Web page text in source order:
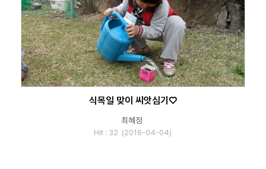
식목일 맞이 씨앗심기♡
최혜정
Hit : 32 (2016-04-04)